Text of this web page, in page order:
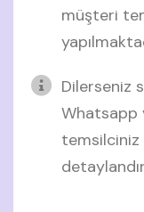
müşteri
Dilerseniz
Whatsapp
temsilciniz